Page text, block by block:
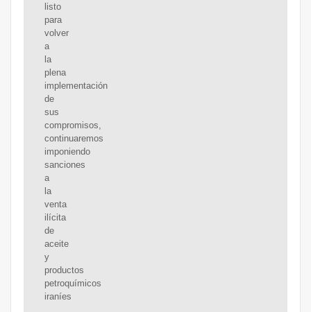
listo
para
volver
a
la
plena
implementación
de
sus
compromisos,
continuaremos
imponiendo
sanciones
a
la
venta
ilícita
de
aceite
y
productos
petroquímicos
iraníes